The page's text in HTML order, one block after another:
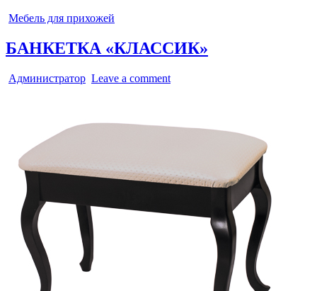
Опубликовано
Мебель для прихожей
БАНКЕТКА «КЛАССИК»
Администратор Leave a comment